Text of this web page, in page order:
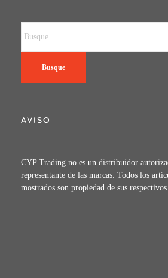
Busque
AVISO
CYP Trading no es un distribuidor
representante de las marcas. Todos los
mostrados son propiedad de sus respectivos